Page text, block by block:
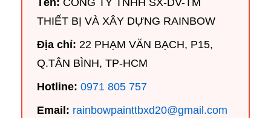
THIẾT BỊ VÀ XÂY DỰNG RAINBOW
Địa chỉ: 22 PHẠM VĂN BẠCH, P15,
Q.TÂN BÌNH, TP-HCM
Hotline: 0971 805 757
Email: rainbowpainttbxd20@gmail.com